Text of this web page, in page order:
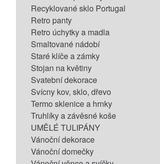
Recyklované sklo Portugal
Retro panty
Retro úchytky a madla
Smaltované nádobí
Staré klíče a zámky
Stojan na květiny
Svatební dekorace
Svícny kov, sklo, dřevo
Termo sklenice a hrnky
Truhlíky a závěsné koše
UMĚLÉ TULIPÁNY
Vánoční dekorace
Vánoční domečky